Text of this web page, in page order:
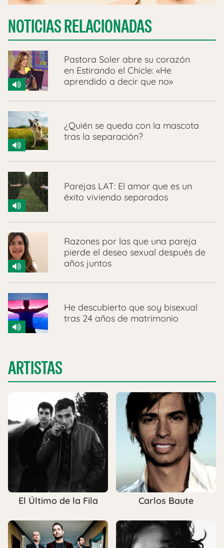
NOTICIAS RELACIONADAS
Pastora Soler abre su corazón
en Estirando el Chicle: «He
aprendido a decir que no»
¿Quién se queda con la mascota
tras la separación?
Parejas LAT: El amor que es un
éxito viviendo separados
Razones por las que una pareja
pierde el deseo sexual después de
años juntos
He descubierto que soy bisexual
tras 24 años de matrimonio
ARTISTAS
El Último de la Fila Carlos Baute